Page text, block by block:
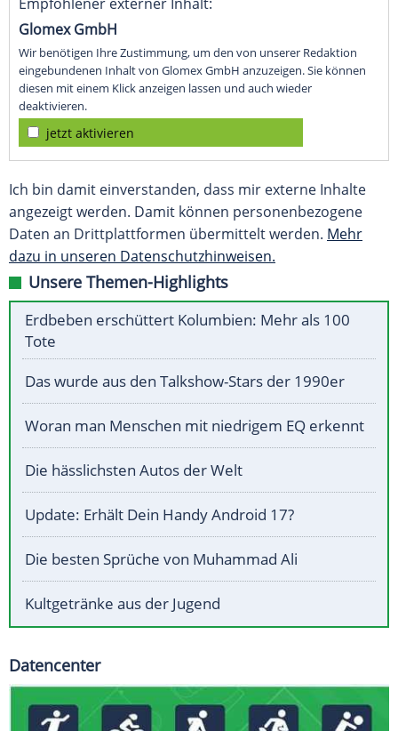
Glomex GmbH
Wir benötigen Ihre Zustimmung, um den von unserer Redaktion
eingebundenen Inhalt von Glomex GmbH anzuzeigen. Sie können
diesen mit einem Klick anzeigen lassen und auch wieder
deaktivieren.
jetzt aktivieren
Ich bin damit einverstanden, dass mir externe Inhalte
angezeigt werden. Damit können personenbezogene
Daten an Drittplattformen übermittelt werden. Mehr
dazu in unseren Datenschutzhinweisen.
Unsere Themen-Highlights
Erdbeben erschüttert Kolumbien: Mehr als 100
Tote
Das wurde aus den Talkshow-Stars der 1990er
Woran man Menschen mit niedrigem EQ erkennt
Die hässlichsten Autos der Welt
Update: Erhält Dein Handy Android 17?
Die besten Sprüche von Muhammad Ali
Kultgetränke aus der Jugend
Datencenter